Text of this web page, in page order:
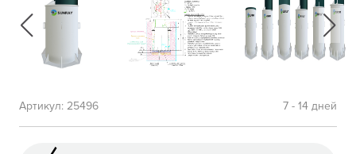
7 - 14 дней
Артикул: 25496